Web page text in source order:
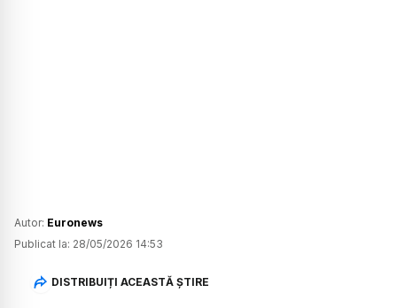
Autor: Euronews
Publicat la: 28/05/2026 14:53
DISTRIBUIȚI ACEASTĂ ȘTIRE